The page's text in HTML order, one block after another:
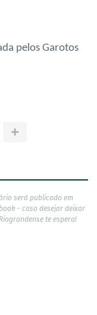
pelos Garotos
será publicado em
- caso desejar deixar
te espera!